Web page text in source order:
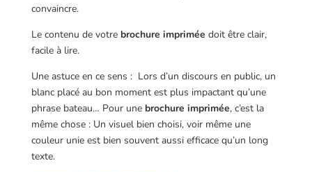
convaincre.
Le contenu de votre brochure imprimée doit être clair,
facile à lire.
Une astuce en ce sens : Lors d’un discours en public, un
blanc placé au bon moment est plus impactant qu’une
phrase bateau… Pour une brochure imprimée, c’est la
même chose : Un visuel bien choisi, voir même une
couleur unie est bien souvent aussi efficace qu’un long
texte.